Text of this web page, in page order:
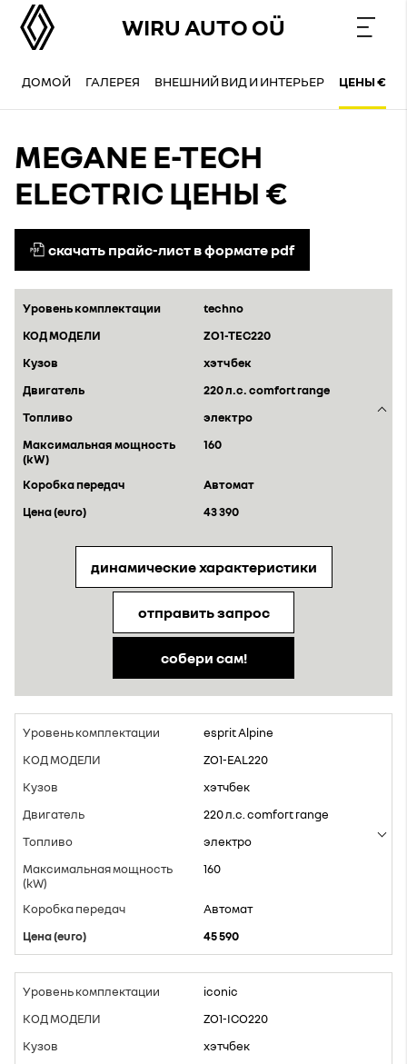
WIRU AUTO OÜ
ДОМОЙ ГАЛЕРЕЯ ВНЕШНИЙ ВИД И ИНТЕРЬЕР ЦЕНЫ €
MEGANE E-TECH
ELECTRIC ЦЕНЫ €
скачать прайс-лист в формате pdf
techno
ZO1-TEC220
хэтчбек
220 л.с. comfort range
электро
160
Aвтомат
43 390
динамические характеристики
отправить запрос
собери сам!
esprit Alpine
ZO1-EAL220
хэтчбек
220 л.с. comfort range
электро
160
Aвтомат
45 590
iconic
ZO1-ICO220
хэтчбек